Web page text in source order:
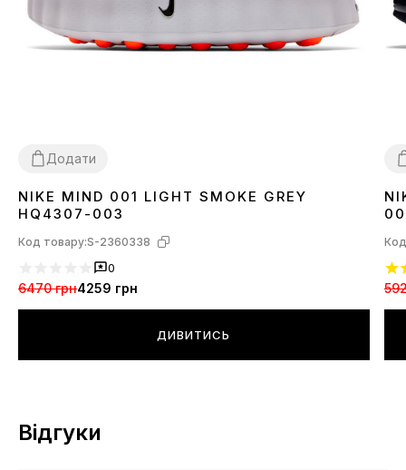
Додати
3738 39 40 41 42 43 4445
NIKE MIND 001 LIGHT SMOKE GREY
HQ4307-003
Код товару:S-2360338
0
6470 грн4259 грн
ДИВИТИСЬ
Відгуки